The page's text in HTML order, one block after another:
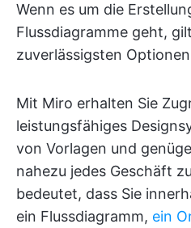
Wenn es um die
Flussdiagramme geht, gilt
zuverlässigsten
Mit Miro erhalten Sie
leistungsfähiges
von Vorlagen und
nahezu jedes Geschäft
bedeutet, dass Sie
ein Flussdiagramm, ein